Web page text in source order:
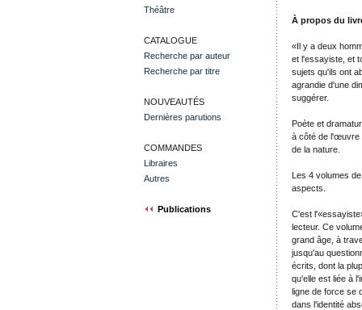
Théâtre
CATALOGUE
Recherche par auteur
Recherche par titre
NOUVEAUTÉS
Dernières parutions
COMMANDES
Libraires
Autres
Publications
À propos du
«Il y a deux
et l'essayiste, et
sujets qu'ils ont
agrandie d'une
suggérer.
Poète et
à côté de l'œuvre
de la nature.
Les 4 volumes
aspects.
C'est
lecteur. Ce
grand âge, à
jusqu'au
écrits, dont la
qu'elle est liée à
ligne de force se
dans l'identité